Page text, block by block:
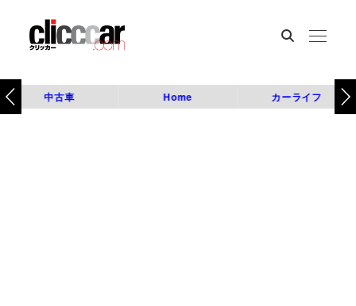
中古車 Home カーライフ